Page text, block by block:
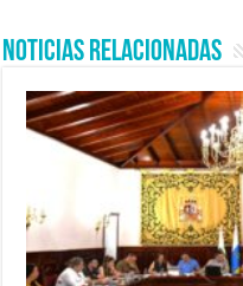
Noticias Relacionadas